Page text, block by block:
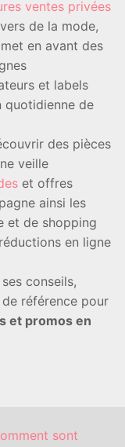
ventes privées
de la mode,
en avant des
et labels
quotidienne de
des pièces
veille
et offres
ainsi les
et de shopping
en ligne
conseils,
référence pour
et promos en
sont